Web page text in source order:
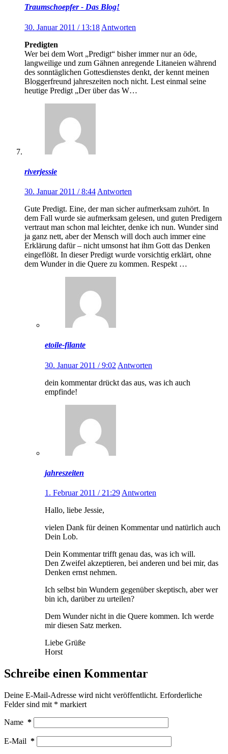
Traumschoepfer - Das Blog!
30. Januar 2011 / 13:18 Antworten
Predigten
Wer bei dem Wort „Predigt“ bisher immer nur an öde,
langweilige und zum Gähnen anregende Litaneien während
des sonntäglichen Gottesdienstes denkt, der kennt meinen
Bloggerfreund jahreszeiten noch nicht. Lest einmal seine
heutige Predigt „Der über das W…
riverjessie
30. Januar 2011 / 8:44 Antworten
Gute Predigt. Eine, der man sicher aufmerksam zuhört. In
dem Fall wurde sie aufmerksam gelesen, und guten Predigern
vertraut man schon mal leichter, denke ich nun. Wunder sind
ja ganz nett, aber der Mensch will doch auch immer eine
Erklärung dafür – nicht umsonst hat ihm Gott das Denken
eingeflößt. In dieser Predigt wurde vorsichtig erklärt, ohne
dem Wunder in die Quere zu kommen. Respekt …
etoile-filante
30. Januar 2011 / 9:02 Antworten
dein kommentar drückt das aus, was ich auch
empfinde!
jahreszeiten
1. Februar 2011 / 21:29 Antworten
Hallo, liebe Jessie,
vielen Dank für deinen Kommentar und natürlich auch
Dein Lob.
Dein Kommentar trifft genau das, was ich will.
Den Zweifel akzeptieren, bei anderen und bei mir, das
Denken ernst nehmen.
Ich selbst bin Wundern gegenüber skeptisch, aber wer
bin ich, darüber zu urteilen?
Dem Wunder nicht in die Quere kommen. Ich werde
mir diesen Satz merken.
Liebe Grüße
Horst
Schreibe einen Kommentar
Deine E-Mail-Adresse wird nicht veröffentlicht. Erforderliche
Felder sind mit * markiert
Name *
E-Mail *